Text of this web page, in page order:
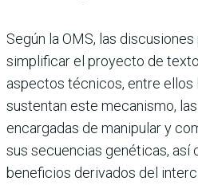
Según la OMS, las
simplificar el proyecto de
aspectos técnicos, entre ellos
sustentan este mecanismo,
encargadas de manipular y
sus secuencias genéticas, así
beneficios derivados del